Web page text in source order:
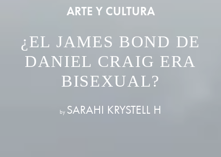
ARTE Y CULTURA
¿EL JAMES BOND DE
DANIEL CRAIG ERA
BISEXUAL?
by SARAHI KRYSTELL H